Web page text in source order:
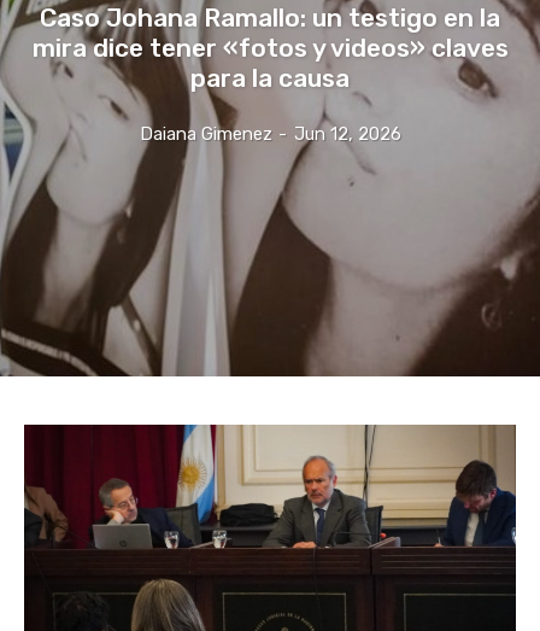
Caso Johana Ramallo: un testigo en la
mira dice tener «fotos y videos» claves
para la causa
Daiana Gimenez - Jun 12, 2026